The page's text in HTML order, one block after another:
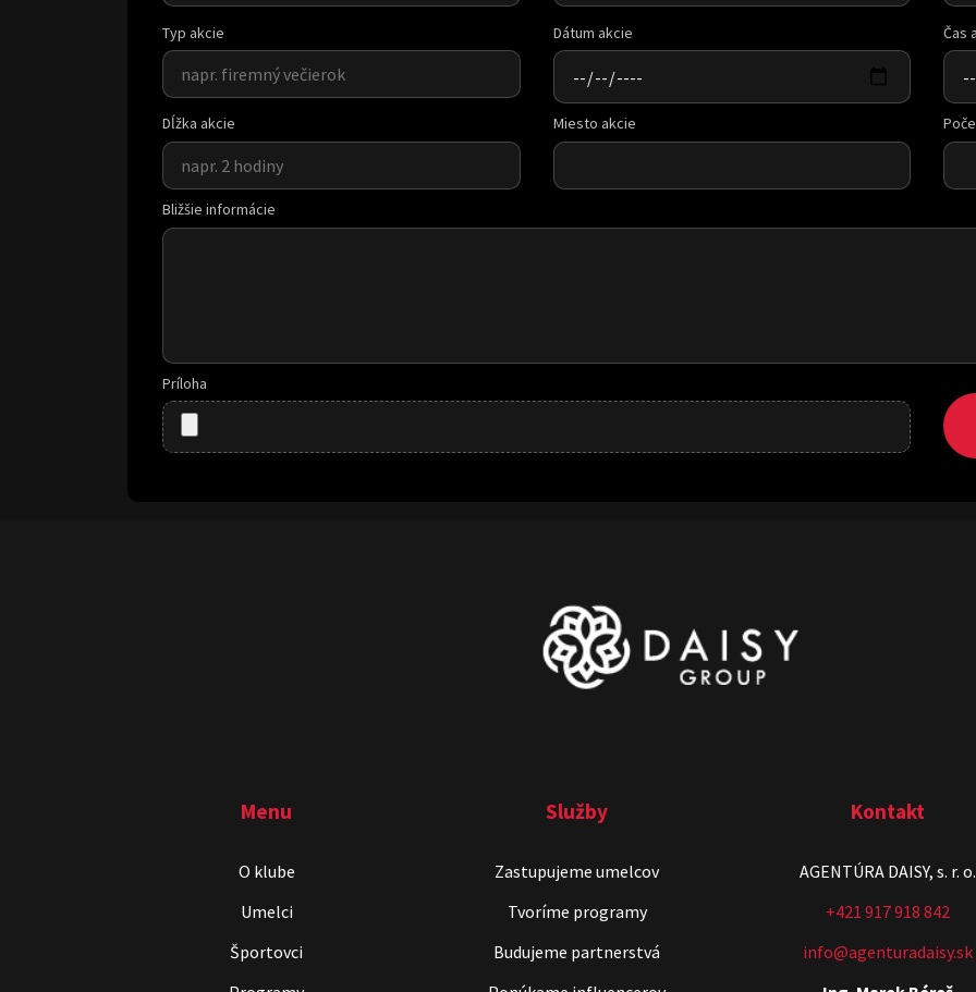
Typ akcie Dátum akcie Čas
Dĺžka akcie Miesto akcie
Bližšie informácie
Príloha
Menu
O klube
Umelci
Športovci
Služby
Zastupujeme umelcov
Tvoríme programy
Budujeme partnerstvá
Kontakt
AGENTÚRA DAISY, s. r. o.
+421 917 918 842
info@agenturadaisy.sk